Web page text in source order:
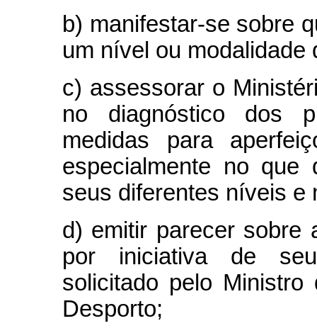
b) manifestar-se sobre
um nível ou modalidade
c) assessorar o
no diagnóstico dos
medidas para
especialmente no que
seus diferentes níveis e
d) emitir parecer sobre
por iniciativa de
solicitado pelo
Desporto;